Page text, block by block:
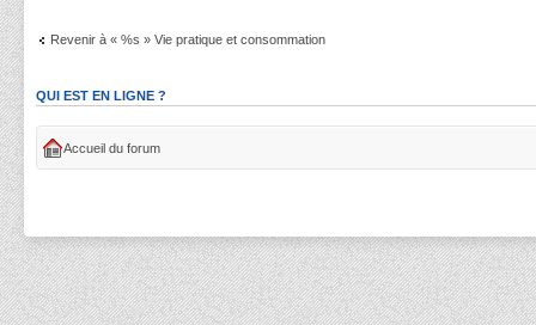
Revenir à « %s » Vie pratique et consommation
QUI EST EN LIGNE ?
Accueil du forum